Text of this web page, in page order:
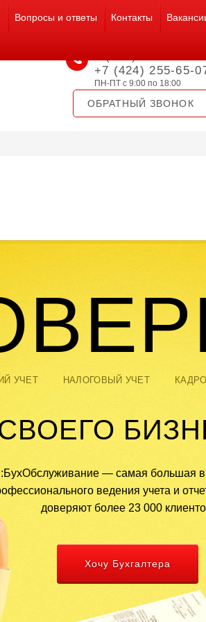
Вопросы и ответы Контакты
+7 (424) 255-65-
ПН-ПТ с 9:00 по 18:00
ОБРАТНЫЙ ЗВОНОК
УЧЕТ НАЛОГОВЫЙ УЧЕТ
— самая большая в
ведения учета и
доверяют более 23 000
Хочу Бухгалтера